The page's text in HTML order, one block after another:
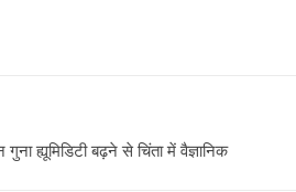
ह्यूमिडिटी बढ़ने से चिंता में वैज्ञानिक